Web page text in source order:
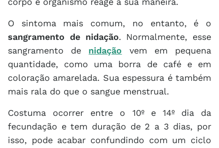
O sintoma mais comum, no entanto, é o
sangramento de nidação. Normalmente, esse
sangramento de nidação vem em pequena
quantidade, como uma borra de café e em
coloração amarelada. Sua espessura é também
mais rala do que o sangue menstrual.
Costuma ocorrer entre o 10º e 14º dia da
fecundação e tem duração de 2 a 3 dias, por
isso, pode acabar confundindo com um ciclo